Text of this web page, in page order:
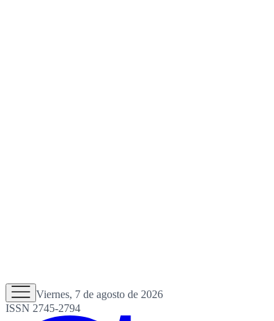
Viernes, 7 de agosto de 2026
ISSN 2745-2794